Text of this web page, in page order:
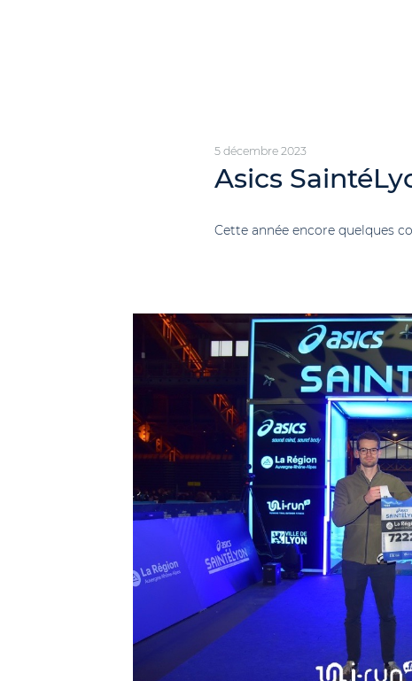
5 décembre 2023
Asics
Cette année encore quelques